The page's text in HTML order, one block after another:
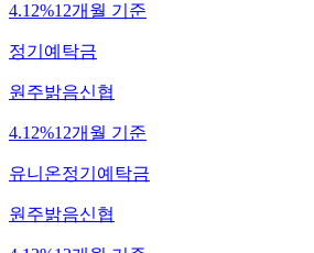
4.12%12개월 기준
정기예탁금
원주밝음신협
4.12%12개월 기준
유니온정기예탁금
원주밝음신협